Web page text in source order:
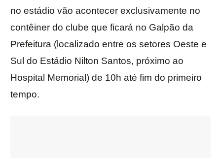
no estádio vão acontecer exclusivamente no
contêiner do clube que ficará no Galpão da
Prefeitura (localizado entre os setores Oeste e
Sul do Estádio Nilton Santos, próximo ao
Hospital Memorial) de 10h até fim do primeiro
tempo.